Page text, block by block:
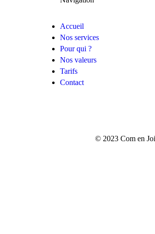
Accueil
Nos services
Pour qui ?
Nos valeurs
Tarifs
Contact
© 2023 Com en